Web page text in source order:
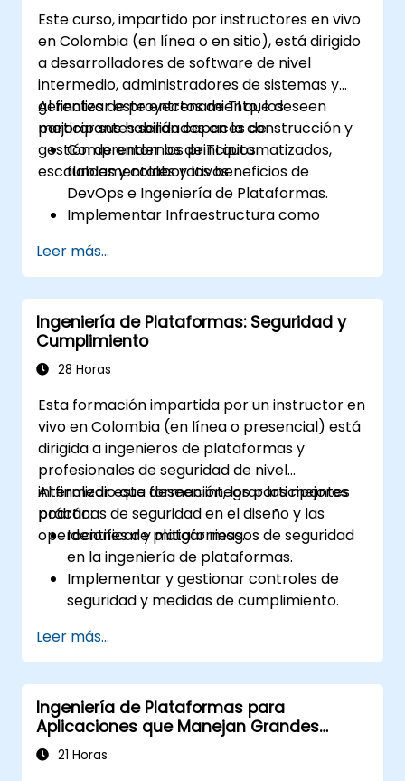
Este curso, impartido por instructores en vivo
en Colombia (en línea o en sitio), está dirigido
a desarrolladores de software de nivel
intermedio, administradores de sistemas y
gerentes de proyectos de TI que deseen
mejorar sus habilidades en la construcción y
gestión de entornos de TI automatizados,
escalables y colaborativos.
Al finalizar este entrenamiento, los
participantes serán capaces de:
Comprender los principios
fundamentales y los beneficios de
DevOps e Ingeniería de Plataformas.
Implementar Infraestructura como
aprovisionamiento de la infraestructura
de TI.
Construir y mantener pipelines de
Integración Continua y Entrega Continua
(CI/CD).
Implementar y gestionar microservicios
contenedorización como Docker y
Kubernetes.
Integrar prácticas de seguridad en el
ciclo de vida del desarrollo de software
mediante DevSecOps.
Aplicar técnicas de observabilidad para
monitorear y mejorar la fiabilidad del
sistema.
Leer más...
Ingeniería de Plataformas: Seguridad y
Cumplimiento
28 Horas
Esta formación impartida por un instructor en
vivo en Colombia (en línea o presencial) está
dirigida a ingenieros de plataformas y
profesionales de seguridad de nivel
intermedio que deseen integrar las mejores
prácticas de seguridad en el diseño y las
operaciones de plataformas.
Al finalizar esta formación, los participantes
podrán:
Identificar y mitigar riesgos de seguridad
en la ingeniería de plataformas.
Implementar y gestionar controles de
seguridad y medidas de cumplimiento.
cumplimiento como elementos
fundamentales.
Realizar auditorías y evaluaciones de
seguridad para garantizar una protección
continua.
Responder de manera efectiva ante
Leer más...
Ingeniería de Plataformas para
Aplicaciones que Manejan Grandes
Volúmenes de Datos
21 Horas